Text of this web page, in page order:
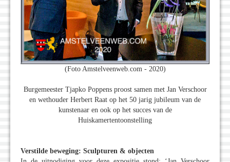
(Foto Amstelveenweb.com - 2020)
Burgemeester Tjapko Poppens proost samen met Jan Verschoor
en wethouder Herbert Raat op het 50 jarig jubileum van de
kunstenaar en ook op het succes van de
Huiskamertentoonstelling
Verstilde beweging: Sculpturen & objecten